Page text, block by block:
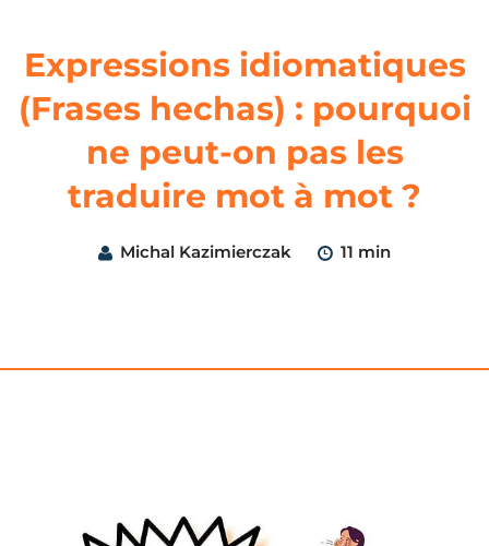
Expressions idiomatiques
(Frases hechas) : pourquoi
ne peut-on pas les
traduire mot à mot ?
Michal Kazimierczak 11 min